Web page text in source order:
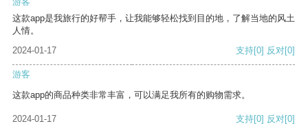
这款app是我旅行的好帮手，让我能够轻松找到目的地，了解当地的风土
人情。
2024-01-17
支持[0] 反对[0]
游客
这款app的商品种类非常丰富，可以满足我所有的购物需求。
2024-01-17 支持[0] 反对[0]